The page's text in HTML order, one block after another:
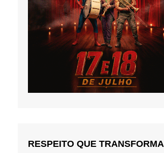
RESPEITO QUE TRANSFORMA